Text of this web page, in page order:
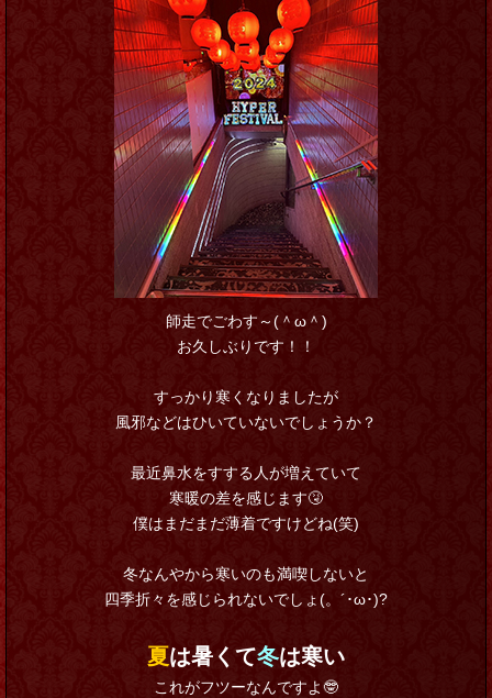
師走でごわす～(＾ω＾)
お久しぶりです！！
すっかり寒くなりましたが
風邪などはひいていないでしょうか？
最近鼻水をすする人が増えていて
寒暖の差を感じます🤧
僕はまだまだ薄着ですけどね(笑)
冬なんやから寒いのも満喫しないと
四季折々を感じられないでしょ(。´･ω･)?
夏は暑くて冬は寒い
これがフツーなんですよ🤓